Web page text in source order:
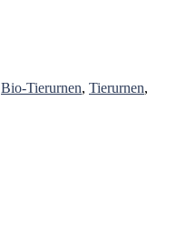
Bio-Tierurnen, Tierurnen,